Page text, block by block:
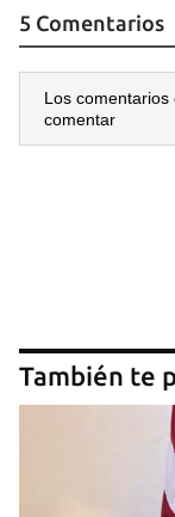
5 Comentarios
Los
comentar
También te